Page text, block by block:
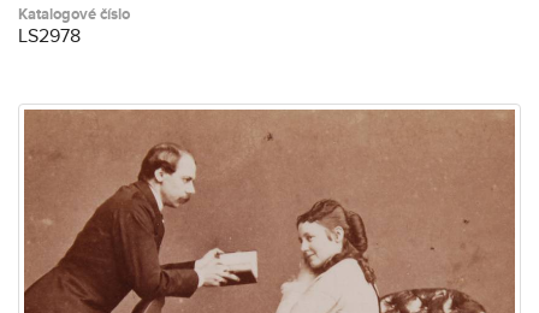
Katalogové číslo
LS2978